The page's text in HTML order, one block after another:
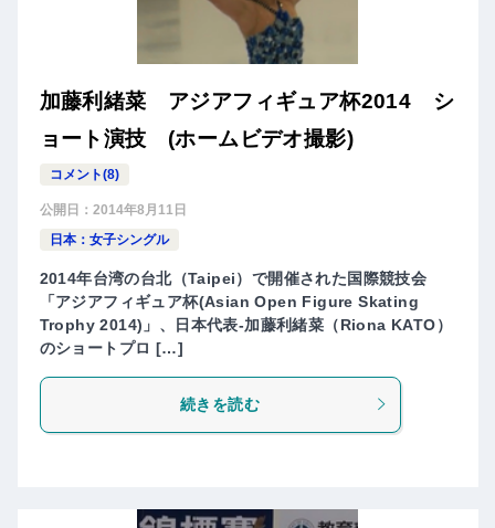
加藤利緒菜 アジアフィギュア杯2014 シ
ョート演技 (ホームビデオ撮影)
コメント(8)
公開日： 2014年8月11日
日本：女子シングル
2014年台湾の台北（Taipei）で開催された国際競技会
「アジアフィギュア杯(Asian Open Figure Skating
Trophy 2014)」、日本代表-加藤利緒菜（Riona KATO）
のショートプロ […]
続きを読む